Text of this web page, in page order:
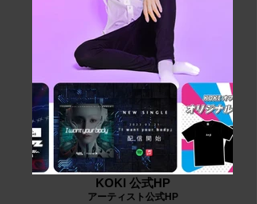
KOKI 公式HP
アーティスト公式HP